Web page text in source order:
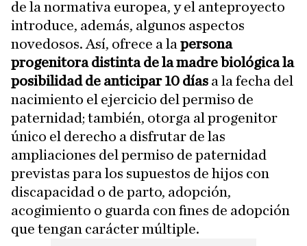
de la normativa europea, y el anteproyecto
introduce, además, algunos aspectos
novedosos. Así, ofrece a la persona
progenitora distinta de la madre biológica la
posibilidad de anticipar 10 días a la fecha del
nacimiento el ejercicio del permiso de
paternidad; también, otorga al progenitor
único el derecho a disfrutar de las
ampliaciones del permiso de paternidad
previstas para los supuestos de hijos con
discapacidad o de parto, adopción,
acogimiento o guarda con fines de adopción
que tengan carácter múltiple.